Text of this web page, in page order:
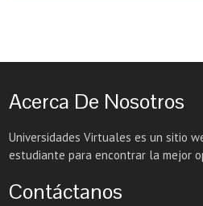
Acerca De Nosotros
Universidades Virtuales es un sitio
estudiante para encontrar la mejor
Contáctanos